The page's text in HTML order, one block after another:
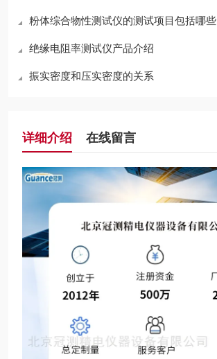
粉体综合物性测试仪的测试项目包括哪些
绝缘电阻率测试仪产品介绍
振实密度和压实密度的关系
详细介绍 在线留言